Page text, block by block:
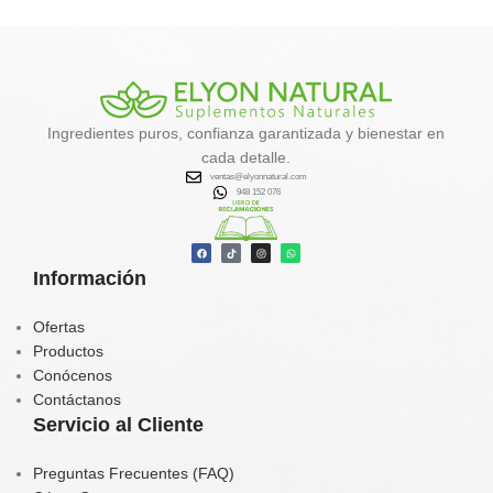
✔️
Favorece la eliminación de
toxinas
✔️Activa el metabolismo y la
quema de grasa natural
✔️Aporta energía, calcio, hierro y
vitaminas
✔️Contribuye al equilibrio
hormonal y tiroideo
Información
Ofertas
Productos
Conócenos
Contáctanos
Ingredientes puros, confianza garantizada y bienestar en
cada detalle.
ventas@elyonnatural.com
948 152 076
Servicio al Cliente
Preguntas Frecuentes (FAQ)